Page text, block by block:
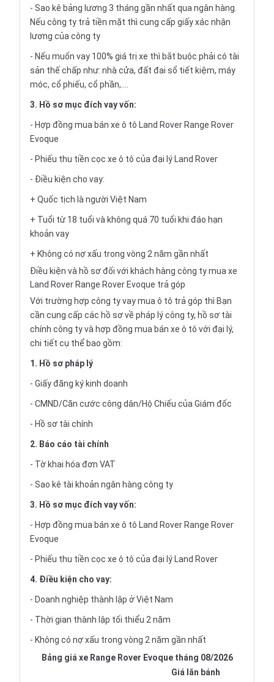
- Sao kê bảng lương 3 tháng gần nhất qua ngân hàng.
Nếu công ty trả tiền mặt thì cung cấp giấy xác nhận
lương của công ty
- Nếu muốn vay 100% giá trị xe thì bắt buộc phải có tài
sản thế chấp như: nhà cửa, đất đai sổ tiết kiệm, máy
móc, cổ phiếu, cổ phần,....
3. Hồ sơ mục đích vay vốn:
- Hợp đồng mua bán xe ô tô Land Rover Range Rover
Evoque
- Phiếu thu tiền cọc xe ô tô của đại lý Land Rover
- Điều kiện cho vay:
+ Quốc tịch là người Việt Nam
+ Tuổi từ 18 tuổi và không quá 70 tuổi khi đáo hạn
khoản vay
+ Không có nợ xấu trong vòng 2 năm gần nhất
Điều kiện và hồ sơ đối với khách hàng công ty mua xe
Land Rover Range Rover Evoque trả góp
Với trường hợp công ty vaymua ô tô trả góp thì Bạn
cần cung cấp các hồ sơ về pháp lý công ty, hồ sơ tài
chính công ty và hợp đồng mua bán xe ô tô với đại lý,
chi tiết cụ thể bao gồm:
1. Hồ sơ pháp lý
- Giấy đăng ký kinh doanh
- CMND/Căn cước công dân/Hộ Chiếu của Giám đốc
- Hồ sơ tài chính
2. Báo cáo tài chính
- Tờ khai hóa đơn VAT
- Sao kê tài khoản ngân hàng công ty
3. Hồ sơ mục đích vay vốn:
- Hợp đồng mua bán xe ô tô Land Rover Range Rover
Evoque
- Phiếu thu tiền cọc xe ô tô của đại lý Land Rover
4. Điều kiện cho vay:
- Doanh nghiệp thành lập ở Việt Nam
- Thời gian thành lập tối thiểu 2 năm
- Không có nợ xấu trong vòng 2 năm gần nhất
Bảng giá xe Range Rover Evoque tháng 08/2026
Giá lăn bánh